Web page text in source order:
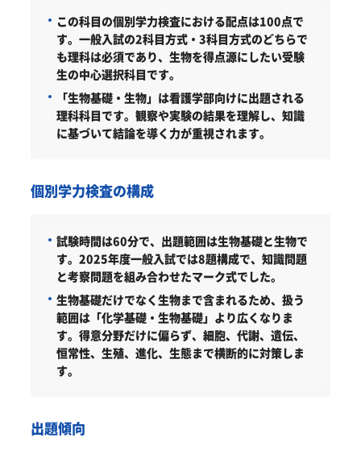
この科目の個別学力検査における配点は100点で
す。一般入試の2科目方式・3科目方式のどちらで
も理科は必須であり、生物を得点源にしたい受験
生の中心選択科目です。
「生物基礎・生物」は看護学部向けに出題される
理科科目です。観察や実験の結果を理解し、知識
に基づいて結論を導く力が重視されます。
個別学力検査の構成
試験時間は60分で、出題範囲は生物基礎と生物で
す。2025年度一般入試では8題構成で、知識問題
と考察問題を組み合わせたマーク式でした。
生物基礎だけでなく生物まで含まれるため、扱う
範囲は「化学基礎・生物基礎」より広くなりま
す。得意分野だけに偏らず、細胞、代謝、遺伝、
恒常性、生殖、進化、生態まで横断的に対策しま
す。
出題傾向